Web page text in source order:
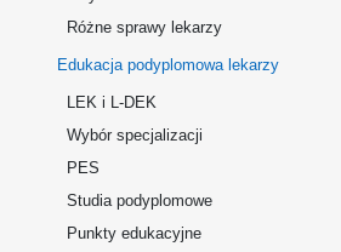
Różne sprawy lekarzy
Edukacja podyplomowa lekarzy
LEK i L-DEK
Wybór specjalizacji
PES
Studia podyplomowe
Punkty edukacyjne